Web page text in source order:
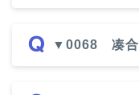
▼0068 凑